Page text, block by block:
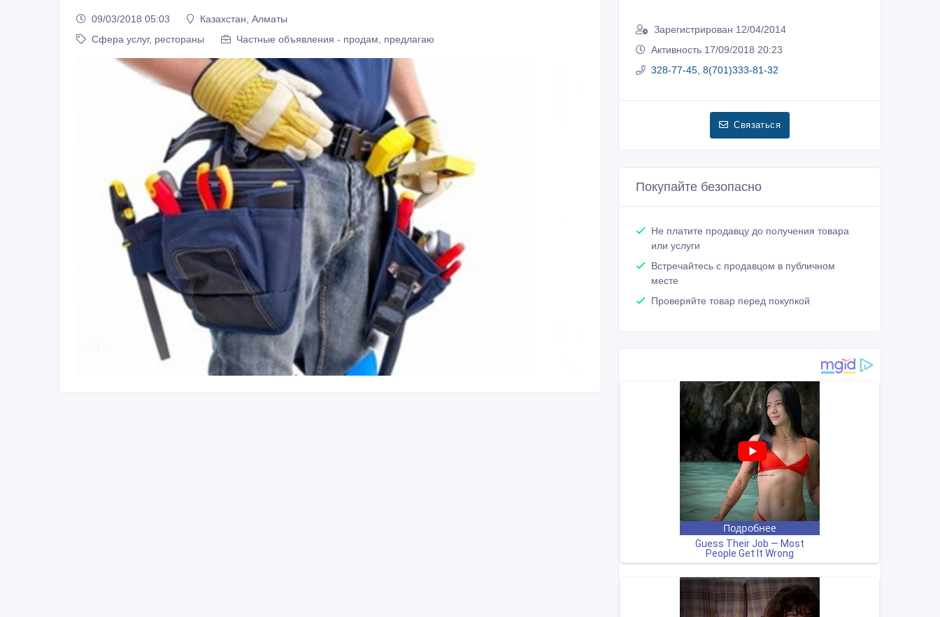
09/03/2018 05:03
Казахстан, Алматы
Сфера услуг, рестораны
Частные объявления - продам, предлагаю
Зарегистрирован 12/04/2014
Активность 17/09/2018 20:23
328-77-45, 8(701)333-81-32
Связаться
Покупайте безопасно
Не платите продавцу до получения товара
или услуги
Встречайтесь с продавцом в публичном
месте
Проверяйте товар перед покупкой